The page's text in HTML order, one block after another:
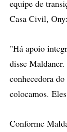
equipe de
Casa Civil,
"Há apoio
disse
conhecedora
colocamos.
Conforme